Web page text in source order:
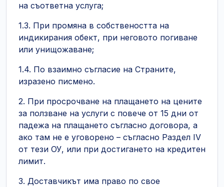
на съответна услуга;
1.3. При промяна в собствеността на
индикирания обект, при неговото погиване
или унищожаване;
1.4. По взаимно съгласие на Страните,
изразено писмено.
2. При просрочване на плащането на цените
за ползване на услуги с повече от 15 дни от
падежа на плащането съгласно договора, а
ако там не е уговорено – съгласно Раздел ІV
от тези ОУ, или при достигането на кредитен
лимит.
3. Доставчикът има право по свое